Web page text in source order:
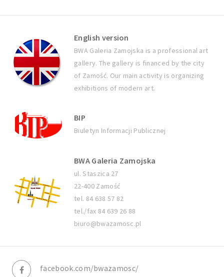
English version
BWA Galeria Zamojska is a professional art
gallery. The gallery is financed by the city
of Zamość. Our main activity is organizing
exhibitions of modern art.
BIP
Biuletyn Informacji Publicznej
BWA Galeria Zamojska
ul. Staszica 27
22-400 Zamość
tel. 84 638 57 82
tel./fax 84 639 26 88
biuro@bwazamosc.pl
facebook.com/bwazamosc/